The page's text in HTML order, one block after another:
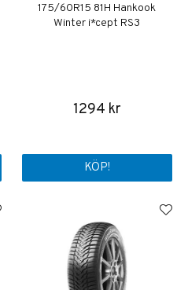
175/60R15 81H Hankook
Winter i*cept RS3
1294 kr
KÖP!